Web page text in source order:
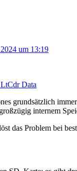
um 13:19
Data
grundsätzlich
internem
das Problem bei